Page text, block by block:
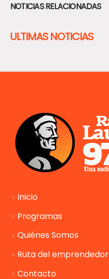
NOTICIAS RELACIONADAS
ULTIMAS NOTICIAS
Inicio
Programas
Quiénes Somos
Ruta del emprendedor
Contacto